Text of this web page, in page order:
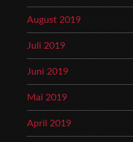
August 2019
Juli 2019
Juni 2019
Mai 2019
April 2019